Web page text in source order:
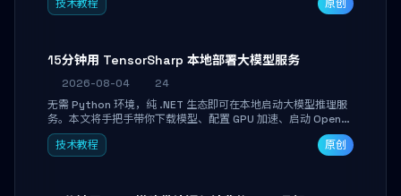
状态丢失等常见坑点。
技术教程 原创
15分钟用 TensorSharp 本地部署大模型服务
2026-08-04
24
无需 Python 环境，纯 .NET 生态即可在本地启动大模型推理服
务。本文将手把手带你下载模型、配置 GPU 加速、启动 OpenAI
兼容 API，并在 C# 业务代码中无缝调用。数据不出网，零门槛
搞定本地 LLM 部署。
技术教程 原创